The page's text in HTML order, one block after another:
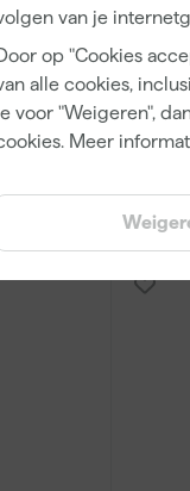
van je
op "Cookies
alle cookies,
voor "Weigeren",
Meer
14,
incl. BTW